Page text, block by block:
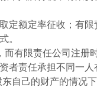
定额定率征收；有
。
有限责任公司注册
者责任承担不同一
自己的财产的情况